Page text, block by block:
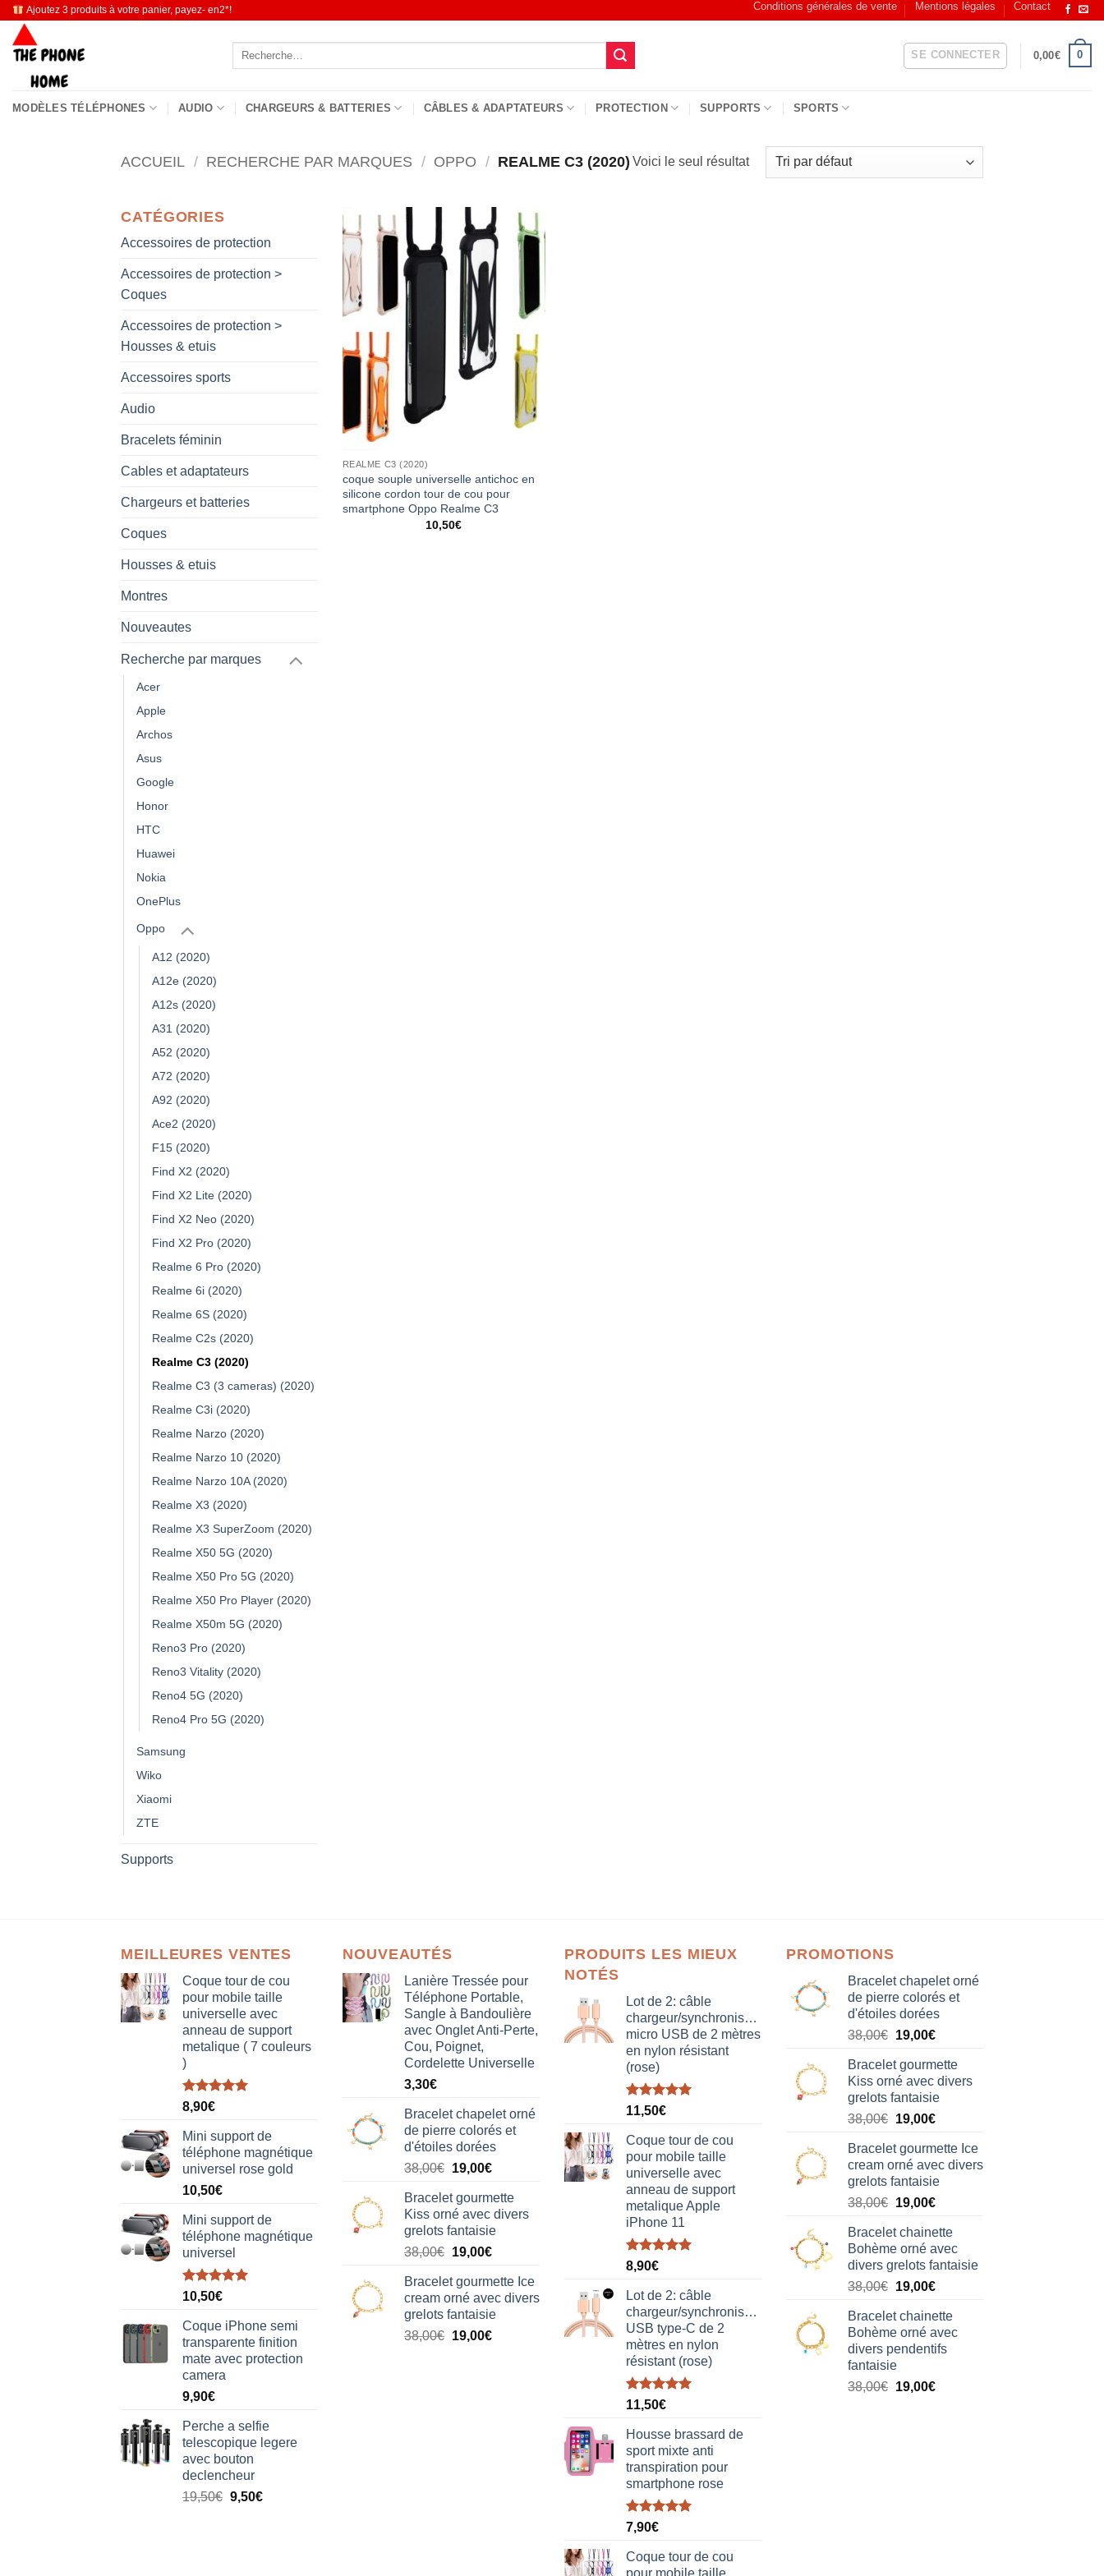
Passer
contenu
Ajoutez 3 produits à votre panier, payez- en2*! Conditions générales de vente Mentions légales Contact
Recherche
SE CONNECTER 0,00€ 0
MODÈLES TÉLÉPHONES AUDIO CHARGEURS & BATTERIES CÂBLES & ADAPTATEURS PROTECTION SUPPORTS SPORTS
ACCUEIL / RECHERCHE PAR MARQUES / OPPO / REALME C3 (2020) Voici le seul résultat
CATÉGORIES
Accessoires de protection
Accessoires de protection >
Coques
Accessoires de protection >
Housses & etuis
Accessoires sports
Audio
Bracelets féminin
Cables et adaptateurs
Chargeurs et batteries
Coques
Housses & etuis
Montres
Nouveautes
Recherche par marques
Acer
Apple
Archos
Asus
Google
Honor
HTC
Huawei
Nokia
OnePlus
Oppo
A12 (2020)
A12e (2020)
A12s (2020)
A31 (2020)
A52 (2020)
A72 (2020)
A92 (2020)
Ace2 (2020)
F15 (2020)
Find X2 (2020)
Find X2 Lite (2020)
Find X2 Neo (2020)
Find X2 Pro (2020)
Realme 6 Pro (2020)
Realme 6i (2020)
Realme 6S (2020)
Realme C2s (2020)
Realme C3 (2020)
Realme C3 (3 cameras) (2020)
Realme C3i (2020)
Realme Narzo (2020)
Realme Narzo 10 (2020)
Realme Narzo 10A (2020)
Realme X3 (2020)
Realme X3 SuperZoom (2020)
Realme X50 5G (2020)
Realme X50 Pro 5G (2020)
Realme X50 Pro Player (2020)
Realme X50m 5G (2020)
Reno3 Pro (2020)
Reno3 Vitality (2020)
Reno4 5G (2020)
Reno4 Pro 5G (2020)
Samsung
Wiko
Xiaomi
ZTE
Supports
REALME C3 (2020)
coque souple universelle antichoc en
silicone cordon tour de cou pour
smartphone Oppo Realme C3
10,50€
MEILLEURES VENTES
Coque tour de cou
pour mobile taille
universelle avec
anneau de support
metalique ( 7 couleurs
)
Note5.00
sur 5
8,90€
Mini support de
téléphone magnétique
universel rose gold
10,50€
Mini support de
téléphone magnétique
universel
Note5.00
sur 5
10,50€
Coque iPhone semi
transparente finition
mate avec protection
camera
9,90€
Perche a selfie
telescopique legere
avec bouton
declencheur
19,50€ 9,50€
NOUVEAUTÉS
Lanière Tressée pour
Téléphone Portable,
Sangle à Bandoulière
avec Onglet Anti-Perte,
Cou, Poignet,
Cordelette Universelle
3,30€
Bracelet chapelet orné
de pierre colorés et
d'étoiles dorées
38,00€ Le
initial
était :
38,00€.
19,00€Le
actuel
est :
19,00€.
Bracelet gourmette
Kiss orné avec divers
grelots fantaisie
38,00€ Le
initial
était :
38,00€.
19,00€Le
actuel
est :
19,00€.
Bracelet gourmette Ice
cream orné avec divers
grelots fantaisie
38,00€ Le
19,00€Le
PRODUITS LES MIEUX
NOTÉS
Lot de 2: câble
chargeur/synchronisation
micro USB de 2 mètres
en nylon résistant
(rose)
Note5.00
sur 5
11,50€
Coque tour de cou
pour mobile taille
universelle avec
anneau de support
metalique Apple
iPhone 11
Note5.00
sur 5
8,90€
Lot de 2: câble
chargeur/synchronisation
USB type-C de 2
mètres en nylon
résistant (rose)
Note5.00
sur 5
11,50€
Housse brassard de
sport mixte anti
transpiration pour
smartphone rose
Note5.00
sur 5
7,90€
Coque tour de cou
pour mobile taille
PROMOTIONS
Bracelet chapelet orné
de pierre colorés et
d'étoiles dorées
38,00€ Le
initial
était :
38,00€.
19,00€Le
actuel
est :
19,00€.
Bracelet gourmette
Kiss orné avec divers
grelots fantaisie
38,00€ Le
initial
était :
38,00€.
19,00€Le
actuel
est :
19,00€.
Bracelet gourmette Ice
cream orné avec divers
grelots fantaisie
38,00€ Le
initial
était :
38,00€.
19,00€Le
actuel
est :
19,00€.
Bracelet chainette
Bohème orné avec
divers grelots fantaisie
38,00€ Le
initial
était :
38,00€.
19,00€Le
actuel
est :
19,00€.
Bracelet chainette
Bohème orné avec
divers pendentifs
fantaisie
38,00€ Le
19,00€Le